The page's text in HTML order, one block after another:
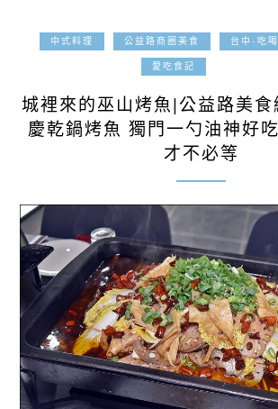
中式料理 公益路商圈美食 台中-吃喝
愛吃食記
城裡來的巫山烤魚|公益路美
慶乾鍋烤魚 獨門一勺油神好
才不必等